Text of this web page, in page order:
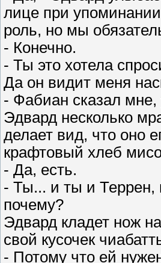
лице при
роль, но мы
- Конечно.
- Ты это хотела
Да он видит меня
- Фабиан сказал мне,
Эдвард несколько
делает вид, что оно
крафтовый хлеб
- Да, есть.
- Ты... и ты и Террен,
почему?
Эдвард кладет нож
свой кусочек
- Потому что ей